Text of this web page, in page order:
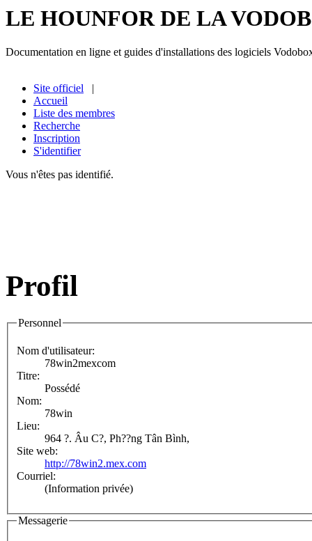
LE HOUNFOR DE LA
Documentation en ligne et guides d'installations des logiciels
Site officiel |
Accueil
Liste des membres
Recherche
Inscription
S'identifier
Vous n'êtes pas identifié.
Profil
Personnel
Nom d'utilisateur:
78win2mexcom
Titre:
Possédé
Nom:
78win
Lieu:
964 ?. Âu C?, Ph??ng Tân Bình,
Site web:
http://78win2.mex.com
Courriel:
(Information privée)
Messagerie